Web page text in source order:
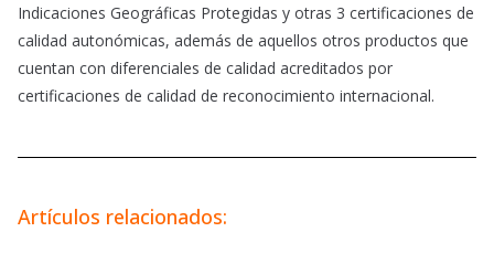
Indicaciones Geográficas Protegidas y otras 3 certificaciones de
calidad autonómicas, además de aquellos otros productos que
cuentan con diferenciales de calidad acreditados por
certificaciones de calidad de reconocimiento internacional.
Artículos relacionados: